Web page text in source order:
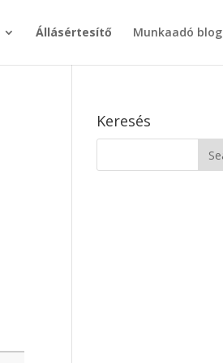
Állásértesítő Munkaadó blog
Keresés